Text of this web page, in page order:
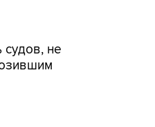
судов, не